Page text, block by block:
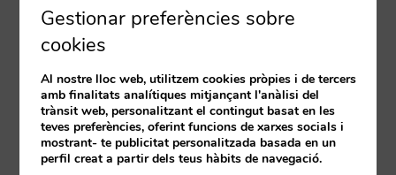
Gestionar preferències sobre
cookies
Al nostre lloc web, utilitzem cookies pròpies i de tercers
amb finalitats analítiques mitjançant l'anàlisi del
trànsit web, personalitzant el contingut basat en les
teves preferències, oferint funcions de xarxes socials i
mostrant- te publicitat personalitzada basada en un
perfil creat a partir dels teus hàbits de navegació.